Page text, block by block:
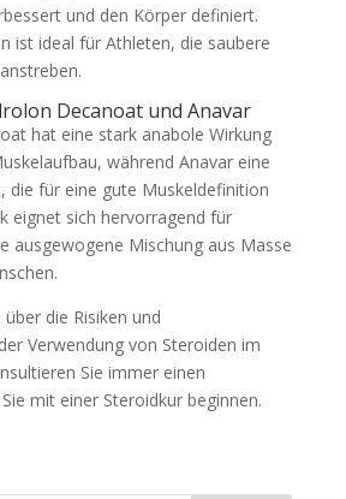
und den Körper definiert.
ist ideal für Athleten, die saubere
Decanoat und Anavar
hat eine stark anabole Wirkung
während Anavar eine
die für eine gute Muskeldefinition
eignet sich hervorragend für
ausgewogene Mischung aus Masse
die Risiken und
Verwendung von Steroiden im
Sie immer einen
mit einer Steroidkur beginnen.